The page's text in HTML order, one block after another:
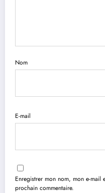
Nom
E-mail
Enregistrer mon nom, mon e-
prochain commentaire.